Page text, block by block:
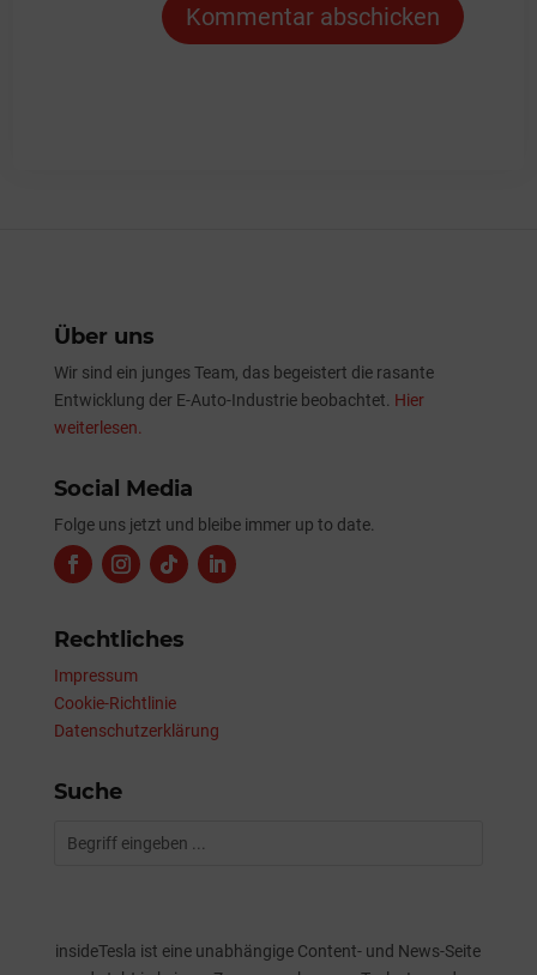
Kommentar abschicken
Über uns
Wir sind ein junges Team, das begeistert die rasante
Entwicklung der E-Auto-Industrie beobachtet. Hier
weiterlesen.
Social Media
Folge uns jetzt und bleibe immer up to date.
Rechtliches
Impressum
Cookie-Richtlinie
Datenschutzerklärung
Suche
insideTesla ist eine unabhängige Content- und News-Seite